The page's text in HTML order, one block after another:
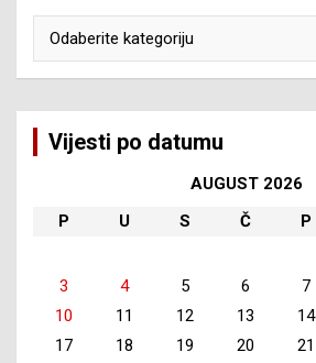
Vijesti po datumu
AUGUST 2026
P
U S Č P
3
4 5 6 7
10
11 12 13 14
17
18 19 20 21